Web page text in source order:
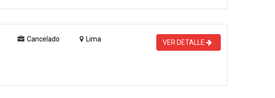
Cancelado Lima VER DETALLE